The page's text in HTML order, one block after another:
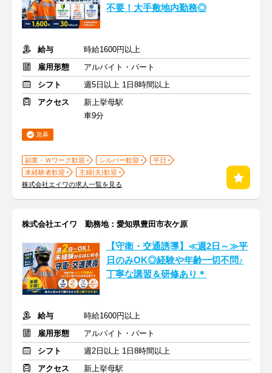
不要！大手敷地内勤務◎
給与
時給1600円以上
雇用形態
アルバイト・パート
シフト
週5日以上 1日8時間以上
アクセス
新上挙母駅
車9分
急募
副業・Ｗワーク歓迎 シルバー歓迎
平日
未経験者歓迎
主婦(夫)歓迎
株式会社エイワの求人一覧を見る
株式会社エイワ 勤務地：愛知県豊田市衣ケ原
【守衛・交通誘導】≪週2日～≫平
日のみOK◎経験や年齢一切不問♪
丁寧な講習＆研修あり＊
給与
時給1600円以上
雇用形態
アルバイト・パート
シフト
週2日以上 1日8時間以上
アクセス
新上挙母駅